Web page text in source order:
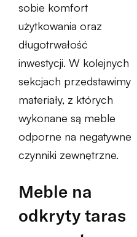
sobie komfort
użytkowania oraz
długotrwałość
inwestycji. W kolejnych
sekcjach przedstawimy
materiały, z których
wykonane są meble
odporne na negatywne
czynniki zewnętrzne.
Meble na
odkryty taras